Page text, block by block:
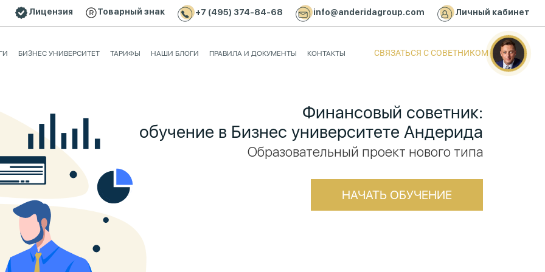
Лицензия Товарный знак +7 (495) 374-84-68 info@anderidagroup.com Личный кабинет
БИЗНЕС УНИВЕРСИТЕТ ТАРИФЫ НАШИ БЛОГИ ПРАВИЛА И ДОКУМЕНТЫ КОНТАКТЫ СВЯЗАТЬСЯ С СОВЕТНИКОМ
| ANDERIDA FINANCIAL GROUP
Финансовый советник:
обучение в Бизнес университете Андерида
Образовательный проект нового типа
НАЧАТЬ ОБУЧЕНИЕ